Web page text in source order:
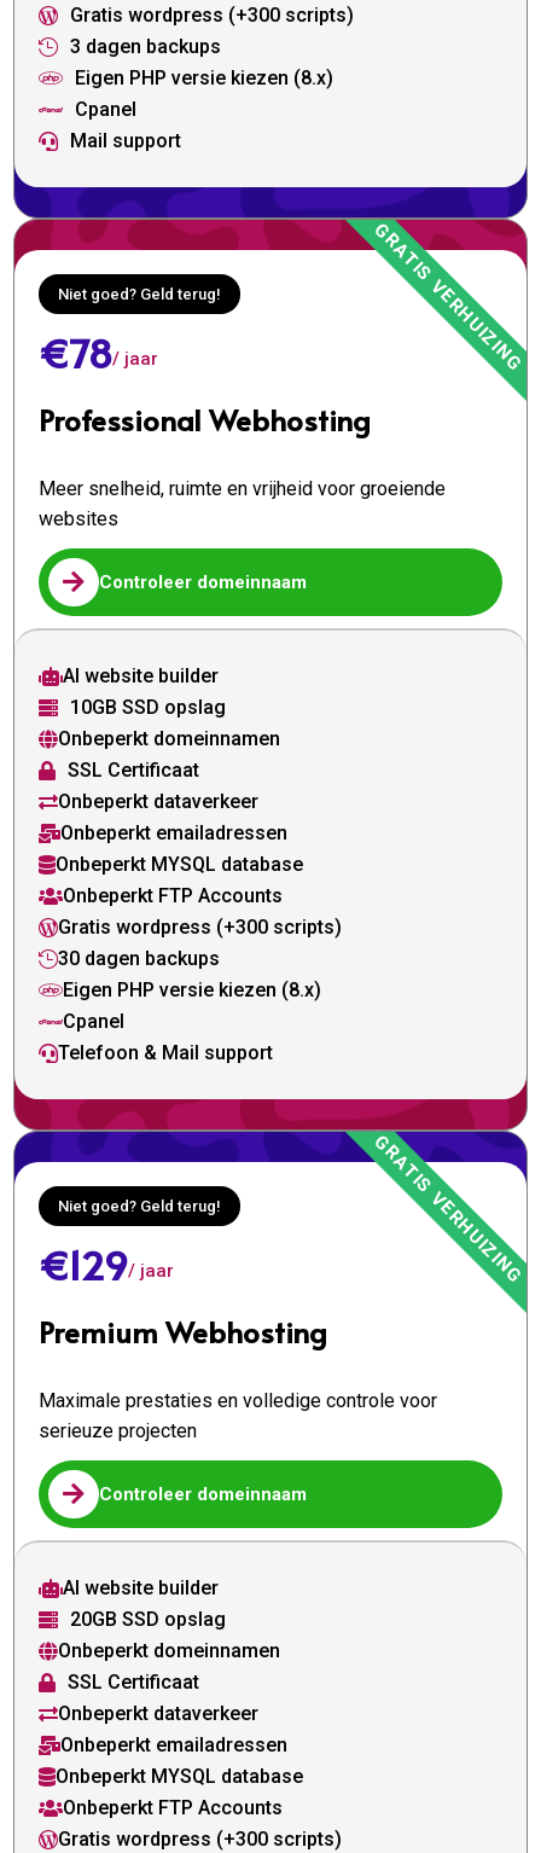
 Gratis wordpress (+300 scripts)
 3 dagen backups
 Eigen PHP versie kiezen (8.x)
 Cpanel
 Mail support
Niet goed? Geld terug!
€78/ jaar
Professional Webhosting
Meer snelheid, ruimte en vrijheid voor groeiende
websites
 Controleer domeinnaam
AI website builder
 10GB SSD opslag
Onbeperkt domeinnamen
 SSL Certificaat
Onbeperkt dataverkeer
Onbeperkt emailadressen
Onbeperkt MYSQL database
Onbeperkt FTP Accounts
Gratis wordpress (+300 scripts)
30 dagen backups
Eigen PHP versie kiezen (8.x)
Cpanel
Telefoon & Mail support
Niet goed? Geld terug!
€129/ jaar
Premium Webhosting
Maximale prestaties en volledige controle voor
serieuze projecten
 Controleer domeinnaam
AI website builder
 20GB SSD opslag
Onbeperkt domeinnamen
 SSL Certificaat
Onbeperkt dataverkeer
Onbeperkt emailadressen
Onbeperkt MYSQL database
Onbeperkt FTP Accounts
Gratis wordpress (+300 scripts)